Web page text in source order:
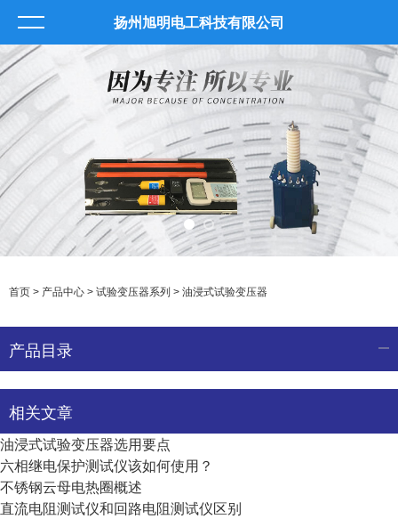
扬州旭明电工科技有限公司
首页 > 产品中心 > 试验变压器系列 > 油浸式试验变压器
产品目录
相关文章
油浸式试验变压器选用要点
六相继电保护测试仪该如何使用？
不锈钢云母电热圈概述
直流电阻测试仪和回路电阻测试仪区别